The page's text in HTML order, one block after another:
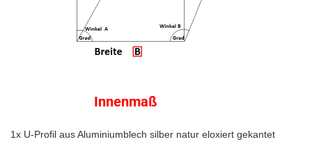
Innenmaß
1x U-Profil aus Aluminiumblech silber natur eloxiert gekantet